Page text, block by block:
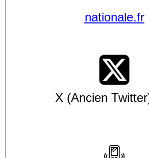
nationale.fr
X (Ancien